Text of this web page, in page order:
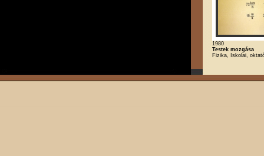
1980
Testek mozgása
Fizika, Iskolai,